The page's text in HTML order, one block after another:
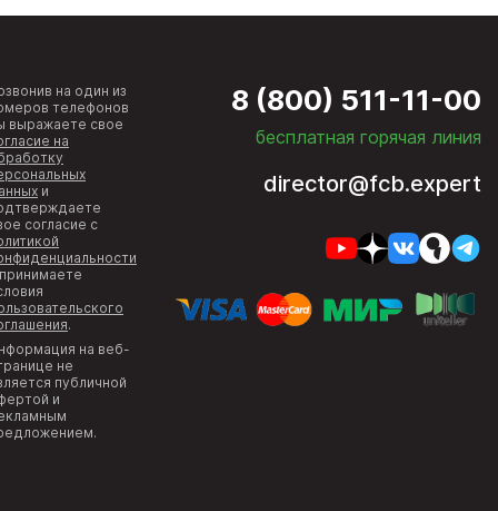
на один из
телефонов
выражаете свое
на
и
согласие с
.
на веб-
не
публичной
и
8 (800) 511-11-00
бесплатная горячая линия
director@fcb.expert